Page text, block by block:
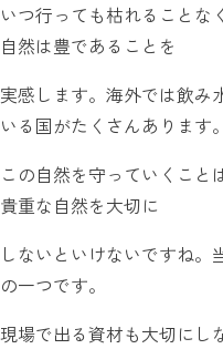
いつ行っても枯れることな
自然は豊であることを
実感します。海外では飲み
いる国がたくさんあります。
この自然を守っていくこと
貴重な自然を大切に
しないといけないですね。
の一つです。
現場で出る資材も大切にし